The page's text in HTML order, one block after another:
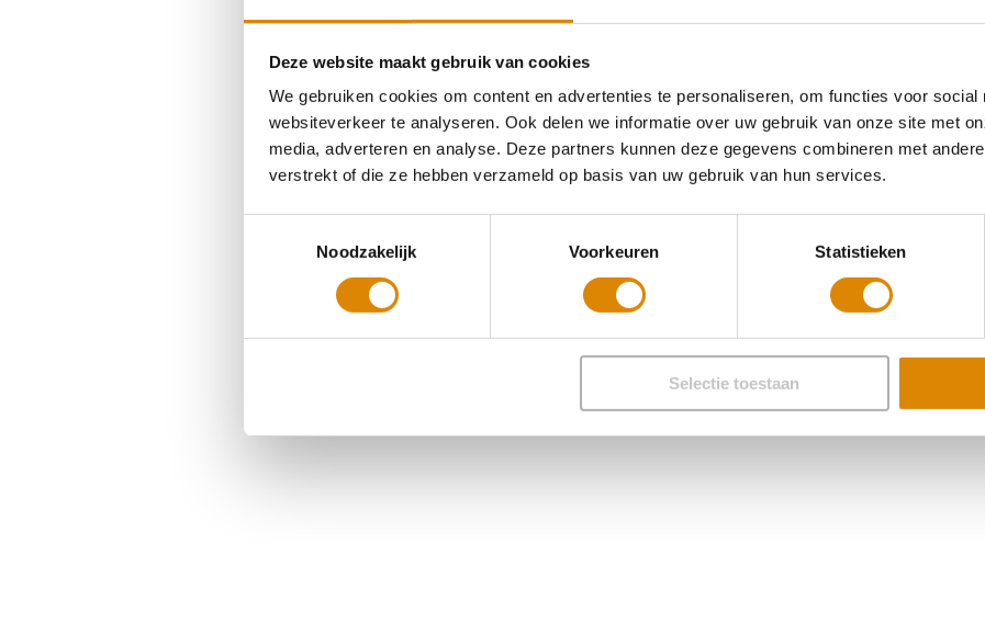
Deze website maakt gebruik van cookies
We gebruiken cookies om content en advertenties te personaliseren, om functies voor social
websiteverkeer te analyseren. Ook delen we informatie over uw gebruik van onze site met
media, adverteren en analyse. Deze partners kunnen deze gegevens combineren met
verstrekt of die ze hebben verzameld op basis van uw gebruik van hun services.
Noodzakelijk
Voorkeuren Statistieken
Selectie toestaan